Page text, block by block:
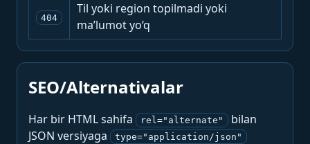
404
Til yoki region topilmadi yoki
ma’lumot yo‘q
SEO/Alternativalar
Har bir HTML sahifa rel="alternate"
bilan
JSON versiyaga
type="application/json"